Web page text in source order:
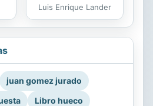
Luis Enrique Lander
juan gomez jurado
Libro hueco